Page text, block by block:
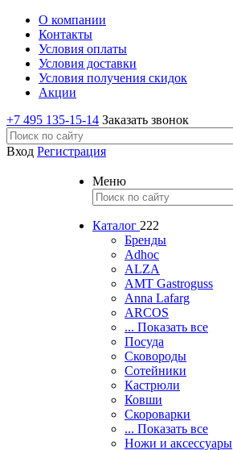
О компании
Контакты
Условия оплаты
Условия доставки
Условия получения скидок
Акции
+7 495 135-15-14 Заказать звонок
Вход Регистрация
Меню
Каталог 222
Бренды
Adhoc
ALZA
AMT Gastroguss
Anna Lafarg
ARCOS
... Показать все
Посуда
Сковороды
Сотейники
Кастрюли
Ковши
Скороварки
... Показать все
Ножи и аксессуары